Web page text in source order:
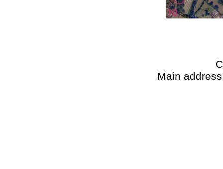
Main